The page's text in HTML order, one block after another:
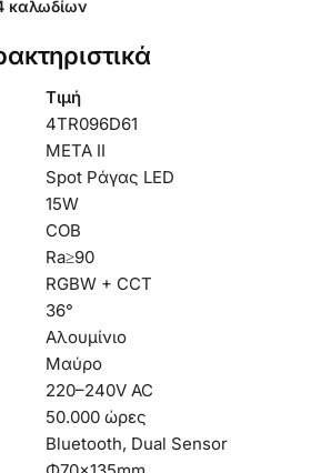
καλωδίων
Τιμή
4TR096D61
META II
Spot Ράγας LED
15W
COB
Ra≥90
RGBW + CCT
36°
Αλουμίνιο
Μαύρο
220–240V AC
50.000 ώρες
Bluetooth, Dual Sensor